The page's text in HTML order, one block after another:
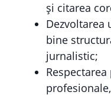
și citarea
Dezvoltarea
bine
jurnalistic;